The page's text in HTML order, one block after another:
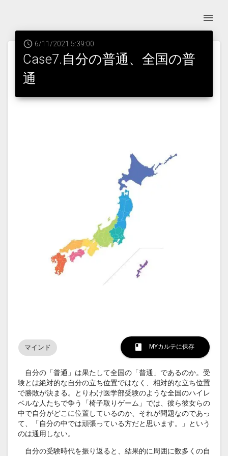
6/11/2021 5:39:00
Case7.自分の普通、全国の普
通
マインド MYカルテに保存
自分の「普通」は果たして全国の「普通」であるのか。受
験とは絶対的な自分の立ち位置ではなく、相対的な立ち位置
で勝敗が決まる。とりわけ医学部受験のような全国のハイレ
ベルな人たちで争う「椅子取りゲーム」では、彼ら彼女らの
中で自分がどこに位置しているのか、それが問題なのであっ
て、「自分の中では頑張っている方だと思います。」という
のは通用しない。
自分の受験時代を振り返ると、結果的に周囲に数多くの自